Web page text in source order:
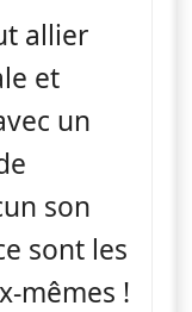
allier
et
un
son
sont les
mêmes !